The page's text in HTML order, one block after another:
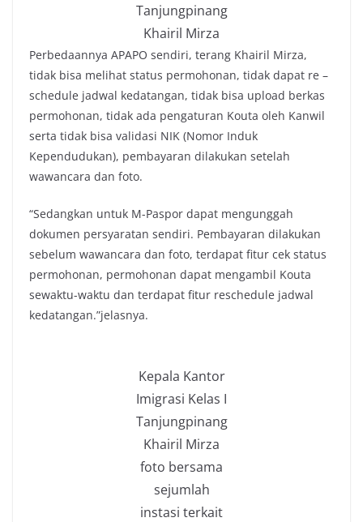
Tanjungpinang
Khairil Mirza
Perbedaannya APAPO sendiri, terang Khairil Mirza,
tidak bisa melihat status permohonan, tidak dapat re –
schedule jadwal kedatangan, tidak bisa upload berkas
permohonan, tidak ada pengaturan Kouta oleh Kanwil
serta tidak bisa validasi NIK (Nomor Induk
Kependudukan), pembayaran dilakukan setelah
wawancara dan foto.
“Sedangkan untuk M-Paspor dapat mengunggah
dokumen persyaratan sendiri. Pembayaran dilakukan
sebelum wawancara dan foto, terdapat fitur cek status
permohonan, permohonan dapat mengambil Kouta
sewaktu-waktu dan terdapat fitur reschedule jadwal
kedatangan.”jelasnya.
Kepala Kantor
Imigrasi Kelas I
Tanjungpinang
Khairil Mirza
foto bersama
sejumlah
instasi terkait